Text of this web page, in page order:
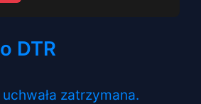
DTR
uchwała zatrzymana.